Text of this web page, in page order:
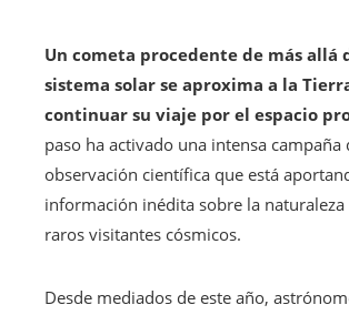
Un cometa procedente de más allá
sistema solar se aproxima a la
continuar su viaje por el espacio
paso ha activado una intensa campaña
observación científica que está
información inédita sobre la naturaleza
raros visitantes cósmicos.
Desde mediados de este año,